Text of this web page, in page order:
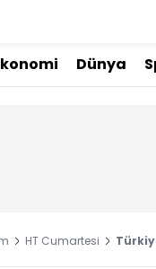
Dünya
HT Cumartesi